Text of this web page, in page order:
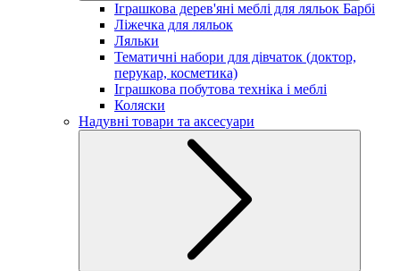
Іграшкова дерев'яні меблі для ляльок Барбі
Ліжечка для ляльок
Ляльки
Тематичні набори для дівчаток (доктор,
перукар, косметика)
Іграшкова побутова техніка і меблі
Коляски
Надувні товари та аксесуари